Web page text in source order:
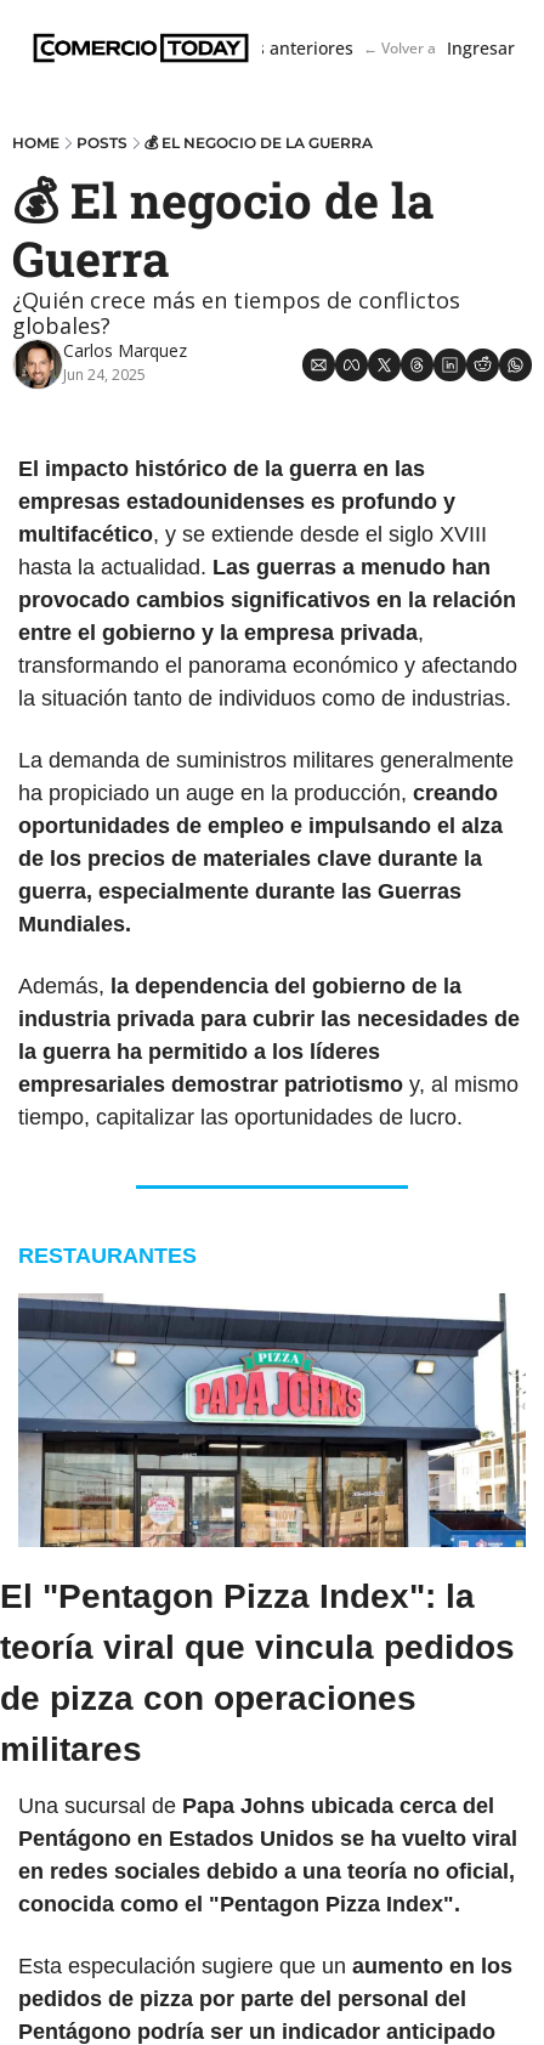
Boletín Ediciones anteriores ← Volver a Ingresar
HOME POSTS 💰 EL NEGOCIO DE LA GUERRA
💰 El negocio de la
Guerra
¿Quién crece más en tiempos de conflictos
globales?
Carlos Marquez
Jun 24, 2025
El impacto histórico de la guerra en las
empresas estadounidenses es profundo y
multifacético, y se extiende desde el siglo XVIII
hasta la actualidad. Las guerras a menudo han
provocado cambios significativos en la relación
entre el gobierno y la empresa privada,
transformando el panorama económico y afectando
la situación tanto de individuos como de industrias.
La demanda de suministros militares generalmente
ha propiciado un auge en la producción, creando
oportunidades de empleo e impulsando el alza
de los precios de materiales clave durante la
guerra, especialmente durante las Guerras
Mundiales.
Además, la dependencia del gobierno de la
industria privada para cubrir las necesidades de
la guerra ha permitido a los líderes
empresariales demostrar patriotismo y, al mismo
tiempo, capitalizar las oportunidades de lucro.
RESTAURANTES
El "Pentagon Pizza Index": la
teoría viral que vincula pedidos
de pizza con operaciones
militares
Una sucursal de Papa Johns ubicada cerca del
Pentágono en Estados Unidos se ha vuelto viral
en redes sociales debido a una teoría no oficial,
conocida como el "Pentagon Pizza Index".
Esta especulación sugiere que un aumento en los
pedidos de pizza por parte del personal del
Pentágono podría ser un indicador anticipado